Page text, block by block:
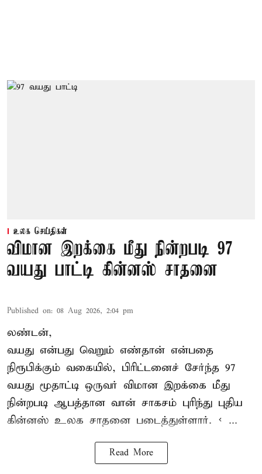
உலக செய்திகள்
விமான இறக்கை மீது நின்றபடி 97
வயது பாட்டி கின்னஸ் சாதனை
Published on: 08 Aug 2026, 2:04 pm
லண்டன்,
வயது என்பது வெறும் எண்தான் என்பதை
நிரூபிக்கும் வகையில், பிரிட்டனைச் சேர்ந்த 97
வயது மூதாட்டி ஒருவர் விமான இறக்கை மீது
நின்றபடி ஆபத்தான வான் சாகசம் புரிந்து புதிய
கின்னஸ் உலக சாதனை படைத்துள்ளார். < ...
Read More